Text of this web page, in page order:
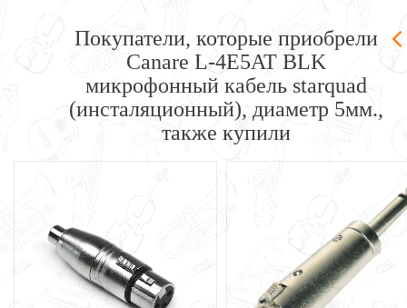
Покупатели, которые приобрели
Canare L-4E5AT BLK
микрофонный кабель starquad
(инсталяционный), диаметр 5мм.,
также купили